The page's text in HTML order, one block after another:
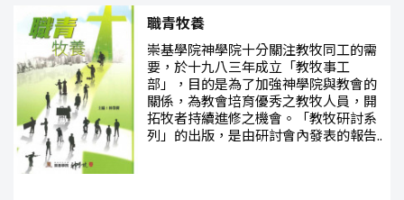
職青牧養
崇基學院神學院十分關注教牧同工的需
要，於十九八三年成立「教牧事工
部」，目的是為了加強神學院與教會的
關係，為教會培育優秀之教牧人員，開
拓牧者持續進修之機會。「教牧研討系
列」的出版，是由研討會內發表的報告..